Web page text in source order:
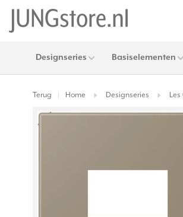
Designseries Basiselementen
Terug Home Designseries